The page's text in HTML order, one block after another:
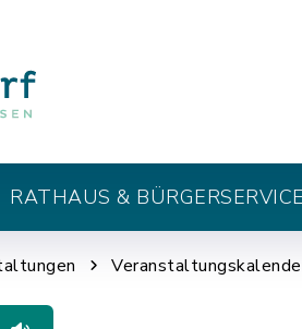
RATHAUS & BÜRGERSERVICE